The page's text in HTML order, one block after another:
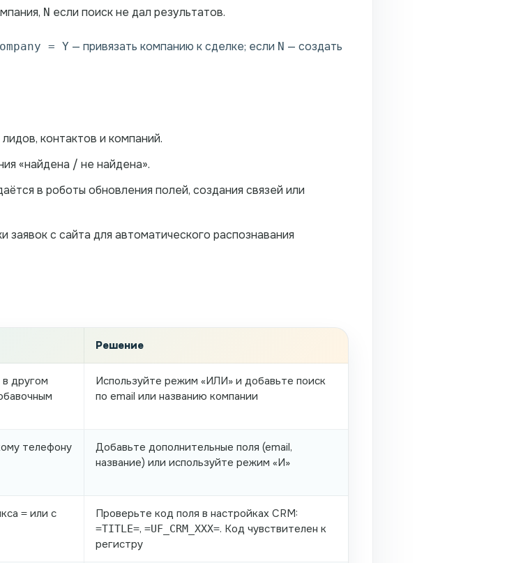
N если поиск не дал результатов.
= Y — привязать компанию к сделке; если N — создать
контактов и компаний.
«найдена / не найдена».
в роботы обновления полей, создания связей или
заявок с сайта для автоматического распознавания
Решение
другом
Используйте режим «ИЛИ» и добавьте поиск
по email или названию компании
телефону
Добавьте дополнительные поля (email,
название) или используйте режим «И»
= или с
Проверьте код поля в настройках CRM:
=TITLE=, =UF_CRM_XXX=. Код чувствителен к
регистру